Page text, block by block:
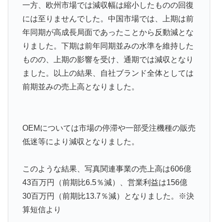
一方、欧州市場では減収幅は縮小したものの回復
には至りませんでした。中国市場では、上期は前
年同期が高成長局面であったことから反動減とな
りました。下期は前年同期並みの水準を維持した
ものの、上期の影響を受け、通期では減収となり
ました。以上の結果、自社ブランド全体としては
前期並みの売上高となりました。
OEMについては市場の停滞や一部受注機種の販売
低迷等により減収となりました。
このような結果、写真関連事業の売上高は606億
43百万円（前期比6.5％減）、営業利益は156億
30百万円（前期比13.7％減）となりました。※決
算短信より